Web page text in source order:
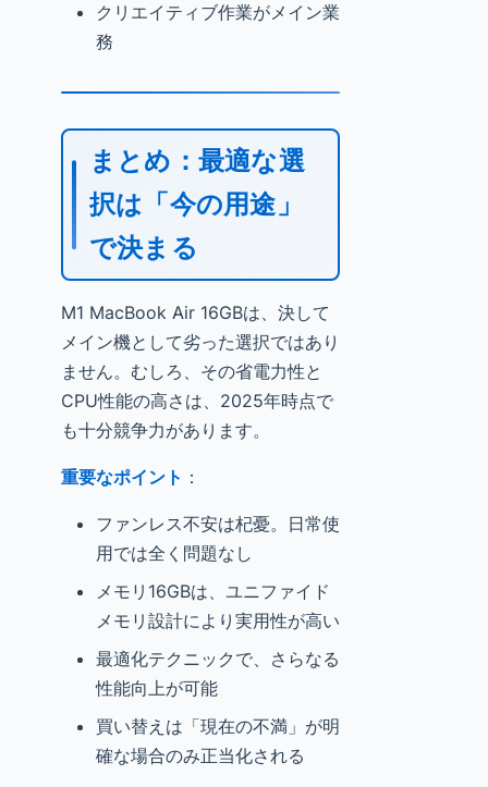
クリエイティブ作業がメイン業
務
まとめ：最適な選
択は「今の用途」
で決まる
M1 MacBook Air 16GBは、決して
メイン機として劣った選択ではあり
ません。むしろ、その省電力性と
CPU性能の高さは、2025年時点で
も十分競争力があります。
重要なポイント ：
ファンレス不安は杞憂。日常使
用では全く問題なし
メモリ16GBは、ユニファイド
メモリ設計により実用性が高い
最適化テクニックで、さらなる
性能向上が可能
買い替えは「現在の不満」が明
確な場合のみ正当化される